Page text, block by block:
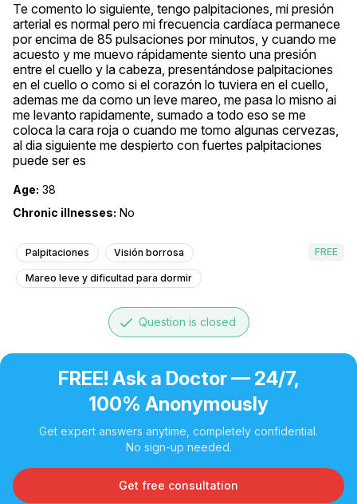
Te comento lo siguiente, tengo palpitaciones, mi presión
arterial es normal pero mi frecuencia cardíaca permanece
por encima de 85 pulsaciones por minutos, y cuando me
acuesto y me muevo rápidamente siento una presión
entre el cuello y la cabeza, presentándose palpitaciones
en el cuello o como si el corazón lo tuviera en el cuello,
ademas me da como un leve mareo, me pasa lo misno ai
me levanto rapidamente, sumado a todo eso se me
coloca la cara roja o cuando me tomo algunas cervezas,
al dia siguiente me despierto con fuertes palpitaciones
puede ser es
Age: 38
Chronic illnesses: No
Palpitaciones Visión borrosa
Mareo leve y dificultad para dormir
FREE
done Question is closed
FREE! Ask a Doctor — 24/7,
100% Anonymously
Get expert answers anytime, completely confidential.
No sign-up needed.
Get free consultation